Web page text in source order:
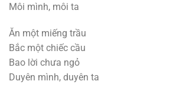
Môi mình, môi ta
Ăn một miếng trầu
Bắc một chiếc cầu
Bao lời chưa ngỏ
Duyên mình, duyên ta